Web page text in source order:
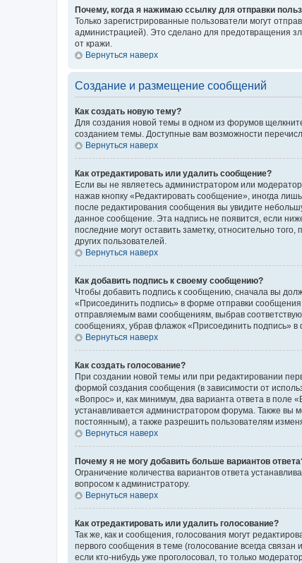
Почему, когда я нажимаю ссылку для отправки
Только зарегистрированные пользователи могут
администрацией). Это сделано для предотвращения
от кражи.
Вернуться наверх
Создание и размещение сообщений
Как создать новую тему?
Для создания новой темы в одном из форумов
созданием темы. Доступные вам возможности
Вернуться наверх
Как отредактировать или удалить сообщение?
Если вы не являетесь администратором или
нажав кнопку «Редактировать сообщение», иногда
после редактирования сообщения вы увидите
данное сообщение. Эта надпись не появится, если
последние могут оставить заметку, относительно
других пользователей.
Вернуться наверх
Как добавить подпись к своему сообщению?
Чтобы добавить подпись к сообщению, сначала вы
«Присоединить подпись» в форме отправки
отправляемым вами сообщениям, выбрав
сообщениях, убрав флажок «Присоединить подпись» в
Вернуться наверх
Как создать голосование?
При создании новой темы или при редактировании
формой создания сообщения (в зависимости от
«Вопрос» и, как минимум, два варианта ответа в поле
устанавливается администратором форума. Также вы
постоянным), а также разрешить пользователям
Вернуться наверх
Почему я не могу добавить больше вариантов
Ограничение количества вариантов ответа
вопросом к администратору.
Вернуться наверх
Как отредактировать или удалить голосование?
Так же, как и сообщения, голосования могут
первого сообщения в теме (голосование всегда
если кто-нибудь уже проголосовал, то только